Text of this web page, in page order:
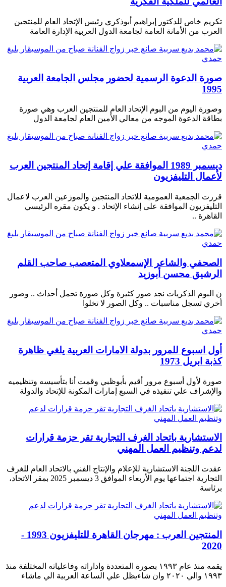
تكريم خاص للدكتور إبراهيم أبوذكري رئيس الإتحاد العام للمنتجين
العرب من الأمانة العامة لجامعة الدول العربية الإدارة العامة
صورة الدعوة الرسمية لحضور مجلس الجامعة العربية
1995
وصورة اليوم من البوم الإتحاد العام للمنتجين العرب وهي صورة
بطاقة الدعوة الموجه من معالي الأمين العام لجامعة الدول
ديسمبر 1989 الموافقة علي إقامة إتحاد المنتجين العرب
لأعمال التليفزيون
قررت الجمعية العمومية للاتحاد المنتجين والموزعين العرب لاعمال
التليفزيون الموافقة على إنشاء الإتحاد . و يكون مقره الرئيسي
القاهرة ..
الصحفي والشاعر الإسمعلاوي المتعصب صاحب القلم
الرشيق محسن أبوزيد
ن البوم الذكريات نجد صور كثيرة وكل صورة تحمل أحداث .. وصور
أخري تسجل مناسبات .. وكل الصور لا تخلوا
أول اسبوع للمرور بدولة الامارات العربية يلغي ظاهرة
كذبة ابريل 1973
صورة لأول أسبوع مرور أقيم بأبوظبي وقمت أنا بتأسيسه وتنظيميه
والإشراف علي تنفيذه في السبع إمارات المكونة للإتحاد والدولة
الاستشارية باتحاد الغرف التجارية تقر حزمة قرارات
لدعم وتنظيم العمل المهني
عقدت اللجنة الاستشارية للإعلام والإنتاج الفني بالاتحاد العام للغرف
التجارية اجتماعها يوم الأربعاء الموافق 3 ديسمبر 2025 بمقر الاتحاد،
برئاسة
المنتجين العرب : مهرجان القاهرة للتليفزيون 1993 -
2020
يقمه منذ عام ١٩٩٣ بصورة المتعددة واداراته وفاعلياته المختلفة منذ
١٩٩٣ والي ٢٠٢٠ وان شاءيظل علي الساعة العربية الي ماشاء